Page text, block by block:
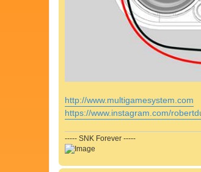
http://www.multigamesystem.com
https://www.instagram.com/
----- SNK Forever -----